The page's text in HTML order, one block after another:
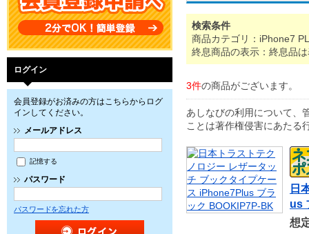
ログイン
会員登録がお済みの方はこちらからログ
インしてください。
メールアドレス
記憶する
パスワード
パスワードを忘れた方
検索条件
商品カテゴリ：iPhone7
終息商品の表示：終息品
3件の商品がございます。
あしなびの利用について、
ことは著作権侵害にあたる
日
us
想